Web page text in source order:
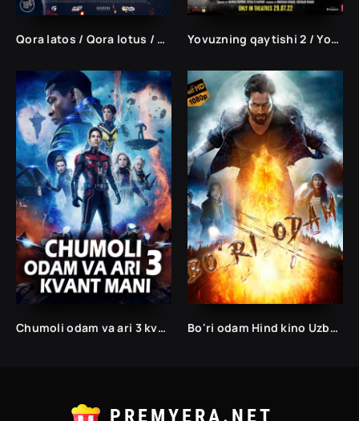
Qora latos / Qora lotus / Qora lotos Uzbek tilida 2023 O'zbekcha tarjima kino Yovuzning qaytishi 2 / Yovuz odam qaytib keladi 2 Hind kino
Chumoli odam va ari 3 kvant mani / Kvantomaniya / Kvant olami 2023 Uzbek tilida Bo'ri odam Hind kino Uzbek tilida 2022 O'zbekcha tarjima kino
PREMYERA.NET